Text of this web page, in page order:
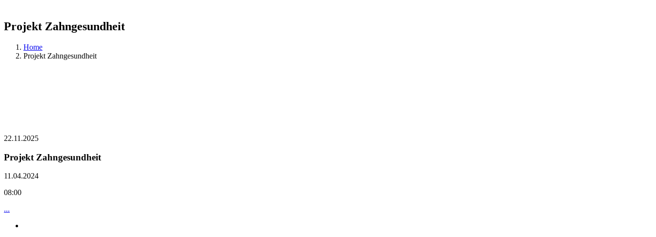
Projekt Zahngesundheit
Home
Projekt Zahngesundheit
22.11.2025
Projekt Zahngesundheit
11.04.2024
08:00
...